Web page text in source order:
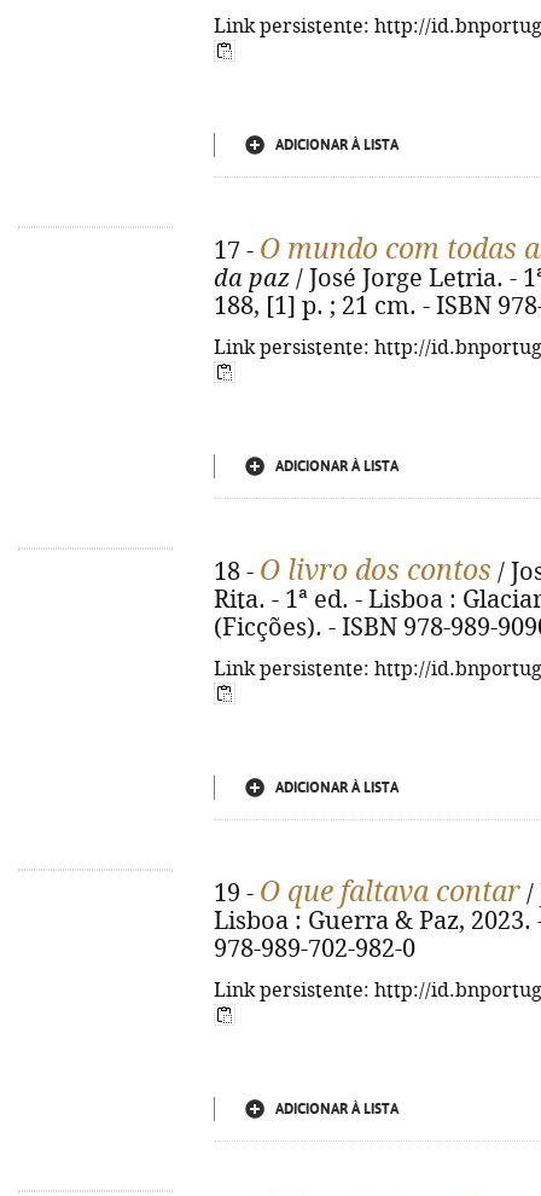
Link persistente: http://
ADICIONAR À LISTA
17 - O mundo com todas
da paz / José Jorge Letria. -
188, [1] p. ; 21 cm. - ISBN
Link persistente: http://
ADICIONAR À LISTA
18 - O livro dos contos /
Rita. - 1ª ed. - Lisboa :
(Ficções). - ISBN 978-989-
Link persistente: http://
ADICIONAR À LISTA
19 - O que faltava contar /
Lisboa : Guerra & Paz, 2023.
978-989-702-982-0
Link persistente: http://
ADICIONAR À LISTA